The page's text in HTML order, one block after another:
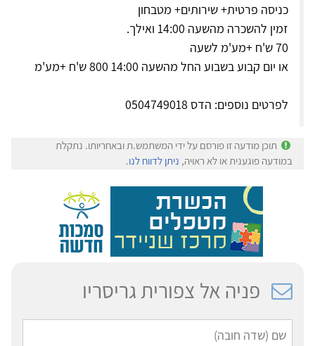
כניסה פרטית+ שירותים+ מטבחון
זמין להשכרה מהשעה 14:00 ואילך.
70 ש'ח +מע'מ לשעה
או יום קבוע בשבוע החל מהשעה 14:00 800 ש'ח +מע'מ
לפרטים נוספים: הדס 0504749018
תוכן מודעה זו פורסם על ידי המשתמש.ת ובאחריותו. נתקלת
במודעה פוגענית או לא ראויה, ניתן לדווח לנו.
פניה אל צפורית גריסריו